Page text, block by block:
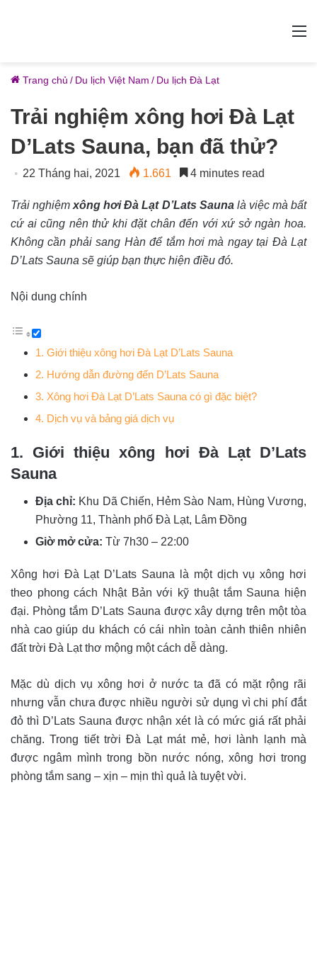
Trang chủ / Du lịch Việt Nam / Du lịch Đà Lạt
Trải nghiệm xông hơi Đà Lạt
D’Lats Sauna, bạn đã thử?
22 Tháng hai, 2021 1.661 4 minutes read
Trải nghiệmxông hơi Đà Lạt D’Lats Saunalà việc mà bất
cứ ai cũng nên thử khi đặt chân đến với xứ sở ngàn hoa.
Không cần phải sang Hàn để tắm hơi mà ngay tại Đà Lạt
D’Lats Sauna sẽ giúp bạn thực hiện điều đó.
Nội dung chính
1. Giới thiệu xông hơi Đà Lạt D’Lats Sauna
2. Hướng dẫn đường đến D’Lats Sauna
3. Xông hơi Đà Lạt D’Lats Sauna có gì đặc biệt?
4. Dịch vụ và bảng giá dịch vụ
1. Giới thiệu xông hơi Đà Lạt D’Lats
Sauna
Địa chỉ: Khu Dã Chiến, Hẻm Sào Nam, Hùng Vương,
Phường 11, Thành phố Đà Lạt, Lâm Đồng
Giờ mở cửa: Từ 7h30 – 22:00
Xông hơi Đà Lạt D’Lats Sauna là một dịch vụ xông hơi
theo phong cách Nhật Bản với kỹ thuật tắm Sauna hiện
đại. Phòng tắm D’Lats Sauna được xây dựng trên một tòa
nhà cao giúp du khách có cái nhìn toàn cảnh thiên nhiên
đất trời Đà Lạt thơ mộng một cách dễ dàng.
Mặc dù dịch vụ xông hơi ở nước ta đã có mặt rộng rãi
nhưng vẫn chưa được nhiều người sử dụng vì chi phí đắt
đỏ thì D’Lats Sauna được nhận xét là có mức giá rất phải
chăng. Trong tiết trời Đà Lạt mát mẻ, hơi lành lạnh mà
được ngâm mình trong bồn nước nóng, xông hơi trong
phòng tắm sang – xịn – mịn thì quả là tuyệt vời.